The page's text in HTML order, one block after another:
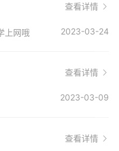
查看详情
上网哦 2023-03-24
查看详情
2023-03-09
查看详情
8.5折优惠+部分送好礼